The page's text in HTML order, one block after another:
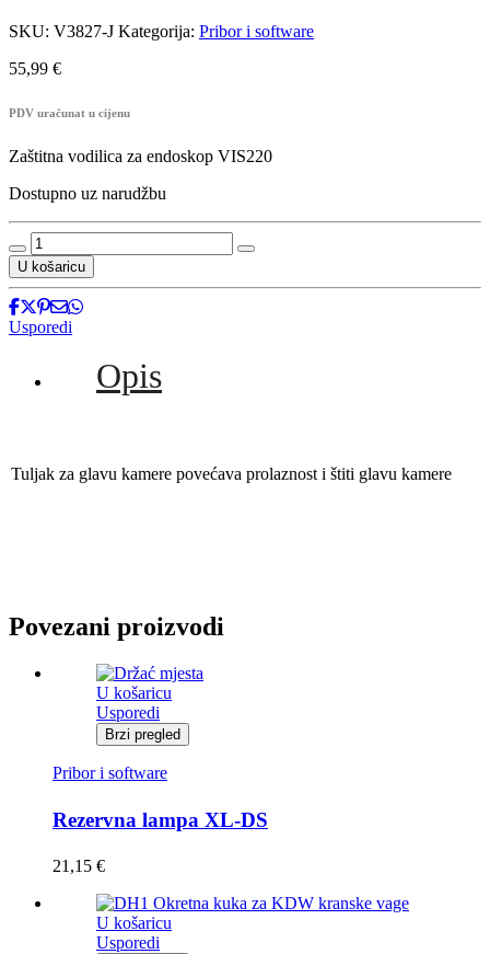
SKU: V3827-J Kategorija: Pribor i software
55,99 €
PDV uračunat u cijenu
Zaštitna vodilica za endoskop VIS220
Dostupno uz narudžbu
V3827-
J
-
Zaštitna
vodilica
količina
U košaricu
Usporedi
Opis
Tuljak za glavu kamere povećava prolaznost i štiti glavu kamere
Povezani proizvodi
U košaricu
Usporedi
Brzi pregled
Pribor i software
Rezervna lampa XL-DS
21,15 €
U košaricu
Usporedi